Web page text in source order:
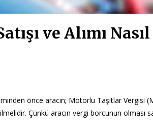
ve Alımı Nasıl
önce aracın; Motorlu Taşıtlar Vergisi
Çünkü aracın vergi borcunun olması